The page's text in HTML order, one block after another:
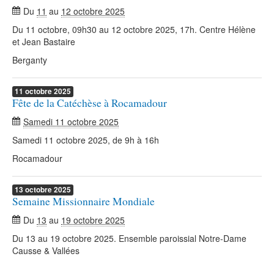
Du 11 au 12 octobre 2025
Du 11 octobre, 09h30 au 12 octobre 2025, 17h. Centre Hélène
et Jean Bastaire
Berganty
11 octobre2025
Fête de la Catéchèse à Rocamadour
Samedi 11 octobre 2025
Samedi 11 octobre 2025, de 9h à 16h
Rocamadour
13 octobre2025
Semaine Missionnaire Mondiale
Du 13 au 19 octobre 2025
Du 13 au 19 octobre 2025. Ensemble paroissial Notre-Dame
Causse & Vallées